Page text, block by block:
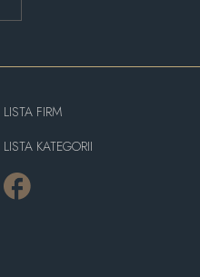
LISTA FIRM
LISTA KATEGORII